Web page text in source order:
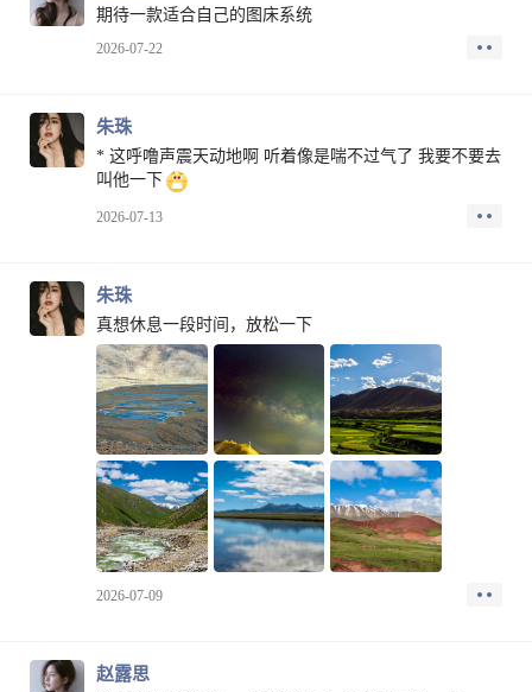
期待一款适合自己的图床系统
2026-07-22
朱珠
* 这呼噜声震天动地啊 听着像是喘不过气了 我要不要去
叫他一下
2026-07-13
朱珠
真想休息一段时间，放松一下
2026-07-09
赵露思